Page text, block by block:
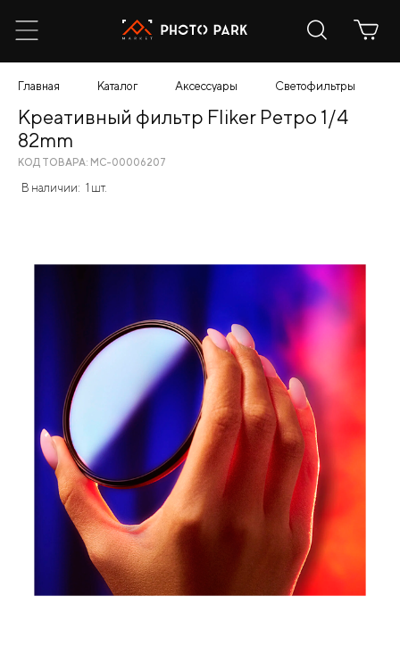
Главная Каталог Аксессуары Светофильтры
Креативный фильтр Fliker Ретро 1/4
82mm
КОД ТОВАРА: МС-00006207
В наличии: 1 шт.